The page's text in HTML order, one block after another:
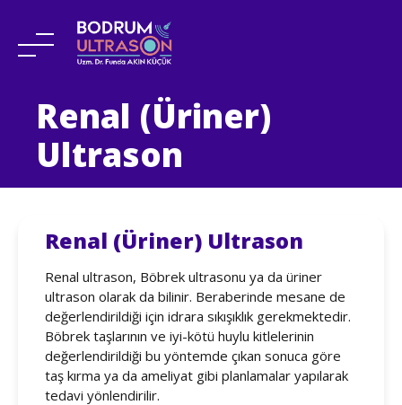
content
Renal (Üriner)
Ultrason
Renal (Üriner) Ultrason
Renal ultrason, Böbrek ultrasonu ya da üriner
ultrason olarak da bilinir. Beraberinde mesane de
değerlendirildiği için idrara sıkışıklık gerekmektedir.
Böbrek taşlarının ve iyi-kötü huylu kitlelerinin
değerlendirildiği bu yöntemde çıkan sonuca göre
taş kırma ya da ameliyat gibi planlamalar yapılarak
tedavi yönlendirilir.